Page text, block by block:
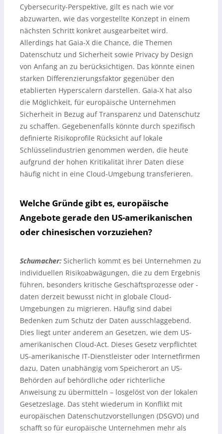
Cybersecurity-Perspektive, gilt es nach wie vor
abzuwarten, wie das vorgestellte Konzept in einem
nächsten Schritt konkret ausgearbeitet wird.
Allerdings hat Gaia-X die Chance, die Themen
Datenschutz und Sicherheit sowie Privacy by Design
von Anfang an zu berücksichtigen. Das könnte einen
starken Differenzierungsfaktor gegenüber den
etablierten Hyperscalern darstellen. Gaia-X hat also
die Möglichkeit, für europäische Unternehmen
Sicherheit in Bezug auf Transparenz und Datenschutz
zu schaffen. Gegebenenfalls könnte durch spezifisch
definierte Risikoprofile Rücksicht auf lokale
Schlüsselindustrien genommen werden, die heute
aufgrund der hohen Kritikalität ihrer Daten diese
häufig nicht in eine Cloud-Umgebung transferieren.
Welche Gründe gibt es, europäische
Angebote gerade den US-amerikanischen
oder chinesischen vorzuziehen?
Schumacher: Sicherlich kommt es bei Unternehmen zu
individuellen Risikoabwägungen, die zu dem Ergebnis
führen, besonders kritische Geschäftsprozesse oder -
daten derzeit bewusst nicht in globale Cloud-
Umgebungen zu migrieren. Häufig sind dabei
Bedenken zum Schutz der Daten ausschlaggebend.
Dies liegt unter anderem an Gesetzen, wie dem US-
amerikanischen Cloud-Act. Dieses Gesetz verpflichtet
US-amerikanische IT-Dienstleister oder Internetfirmen
dazu, Daten unabhängig vom Speicherort an US-
Behörden auf behördliche oder richterliche
Anweisung zu übermitteln – losgelöst von der lokalen
Gesetzeslage. Das steht wiederum in Konflikt mit
europäischen Datenschutzvorstellungen (DSGVO) und
schafft so für europäische Unternehmen mehr als